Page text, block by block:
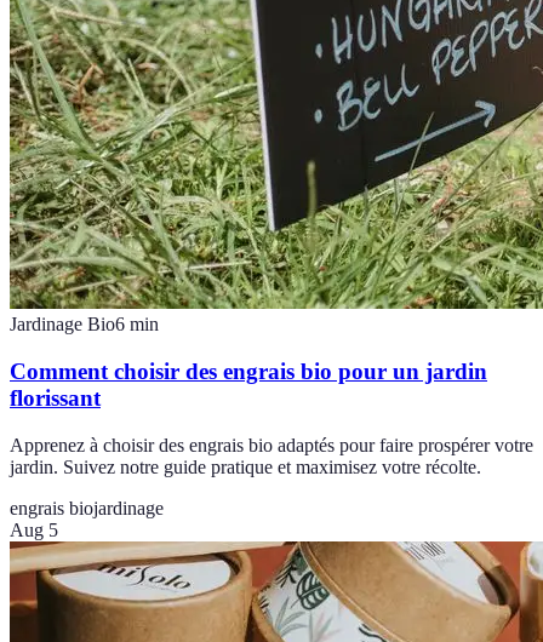
Jardinage Bio6 min
Comment choisir des engrais bio pour un jardin
florissant
Apprenez à choisir des engrais bio adaptés pour faire prospérer votre
jardin. Suivez notre guide pratique et maximisez votre récolte.
engrais biojardinage
Aug 5